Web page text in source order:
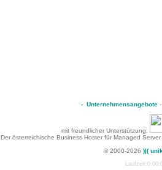
- Unternehmensangebote
mit freundlicher Unterstützung:
Der österreichische Business Hoster für Managed
© 2000-2026 )|(